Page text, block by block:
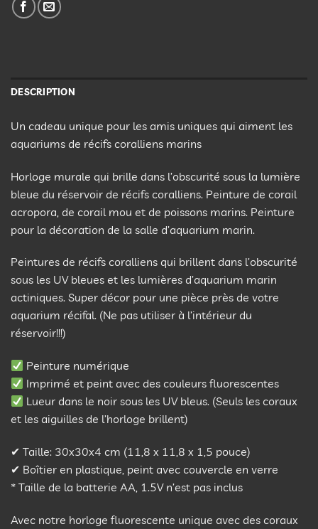
DESCRIPTION
Un cadeau unique pour les amis uniques qui aiment les
aquariums de récifs coralliens marins
Horloge murale qui brille dans l’obscurité sous la lumière
bleue du réservoir de récifs coralliens. Peinture de corail
acropora, de corail mou et de poissons marins. Peinture
pour la décoration de la salle d’aquarium marin.
Peintures de récifs coralliens qui brillent dans l’obscurité
sous les UV bleues et les lumières d’aquarium marin
actiniques. Super décor pour une pièce près de votre
aquarium récifal. (Ne pas utiliser à l’intérieur du
réservoir!!!)
Peinture numérique
Imprimé et peint avec des couleurs fluorescentes
Lueur dans le noir sous les UV bleus. (Seuls les coraux
et les aiguilles de l’horloge brillent)
✔ Taille: 30x30x4 cm (11,8 x 11,8 x 1,5 pouce)
✔ Boîtier en plastique, peint avec couvercle en verre
* Taille de la batterie AA, 1.5V n’est pas inclus
Avec notre horloge fluorescente unique avec des coraux